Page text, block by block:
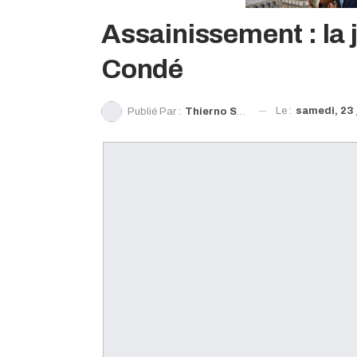
Assainissement : la
Condé
Publié Par : Thierno Souleymane Diallo Le : samedi, 23